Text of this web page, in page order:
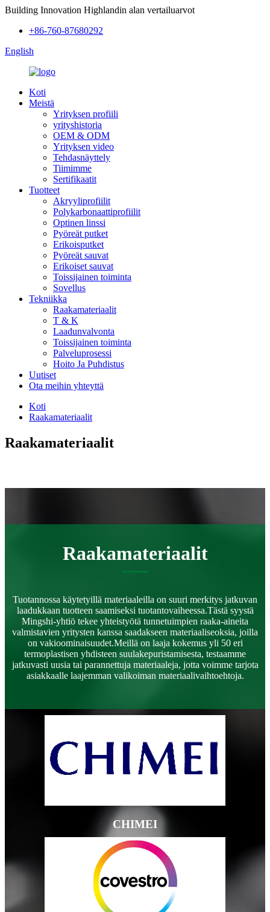
Building Innovation Highlandin alan vertailuarvot
+86-760-87680292
English
Koti
Meistä
Yrityksen profiili
yrityshistoria
OEM & ODM
Yrityksen video
Tehdasnäyttely
Tiimimme
Sertifikaatit
Tuotteet
Akryyliprofiilit
Polykarbonaattiprofiilit
Optinen linssi
Pyöreät putket
Erikoisputket
Pyöreät sauvat
Erikoiset sauvat
Toissijainen toiminta
Sovellus
Tekniikka
Raakamateriaalit
T & K
Laadunvalvonta
Toissijainen toiminta
Palveluprosessi
Hoito Ja Puhdistus
Uutiset
Ota meihin yhteyttä
Koti
Raakamateriaalit
Raakamateriaalit
Raakamateriaalit
Tuotannossa käytetyillä materiaaleilla on suuri merkitys jatkuvan
laadukkaan tuotteen saamiseksi tuotantovaiheessa.Tästä syystä
Mingshi-yhtiö tekee yhteistyötä tunnetuimpien raaka-aineita
valmistavien yritysten kanssa saadakseen materiaaliseoksia, joilla
on vakioominaisuudet.Meillä on laaja kokemus yli 50 eri
termoplastisen yhdisteen suulakepuristamisesta, testaamme
jatkuvasti uusia tai parannettuja materiaaleja, jotta voimme tarjota
asiakkaalle laajemman valikoiman materiaalivaihtoehtoja.
CHIMEI